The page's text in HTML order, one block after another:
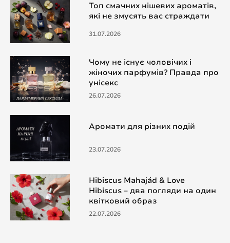
Топ смачних нішевих ароматів,
які не змусять вас страждати
31.07.2026
Чому не існує чоловічих і
жіночих парфумів? Правда про
унісекс
26.07.2026
Аромати для різних подій
23.07.2026
Hibiscus Mahajád & Love
Hibiscus – два погляди на один
квітковий образ
22.07.2026